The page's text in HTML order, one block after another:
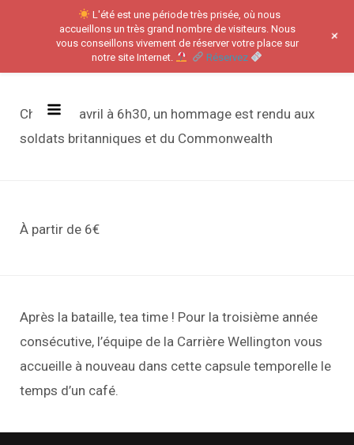
Main
Chaque 9 avril à 6h30, un hommage est rendu aux
soldats britanniques et du Commonwealth
À partir de 6€
Après la bataille, tea time ! Pour la troisième année
consécutive, l’équipe de la Carrière Wellington vous
accueille à nouveau dans cette capsule temporelle le
temps d’un café.
L'été est une période très prisée, où nous
accueillons un très grand nombre de visiteurs. Nous
vous conseillons vivement de réserver votre place sur
notre site Internet.
Réservez
+
Panneau de gestion des cookies